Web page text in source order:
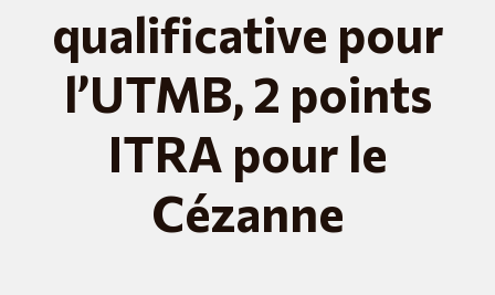
qualificative pour
l’UTMB, 2 points
ITRA pour le
Cézanne